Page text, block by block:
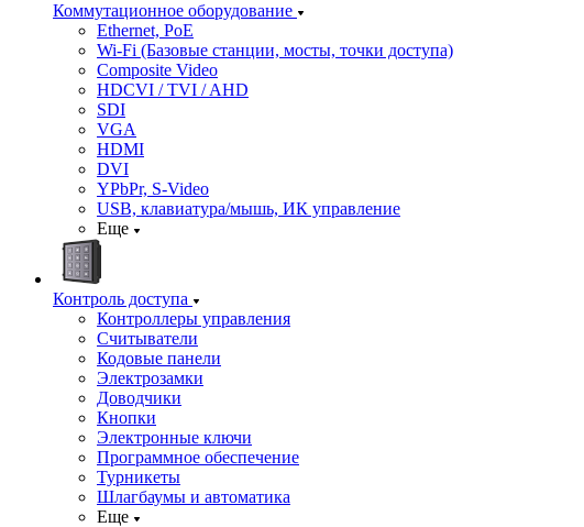
Коммутационное оборудование
Ethernet, PoE
Wi-Fi (Базовые станции, мосты, точки доступа)
Composite Video
HDCVI / TVI / AHD
SDI
VGA
HDMI
DVI
YPbPr, S-Video
USB, клавиатура/мышь, ИК управление
Еще
Контроль доступа
Контроллеры управления
Считыватели
Кодовые панели
Электрозамки
Доводчики
Кнопки
Электронные ключи
Программное обеспечение
Турникеты
Шлагбаумы и автоматика
Еще